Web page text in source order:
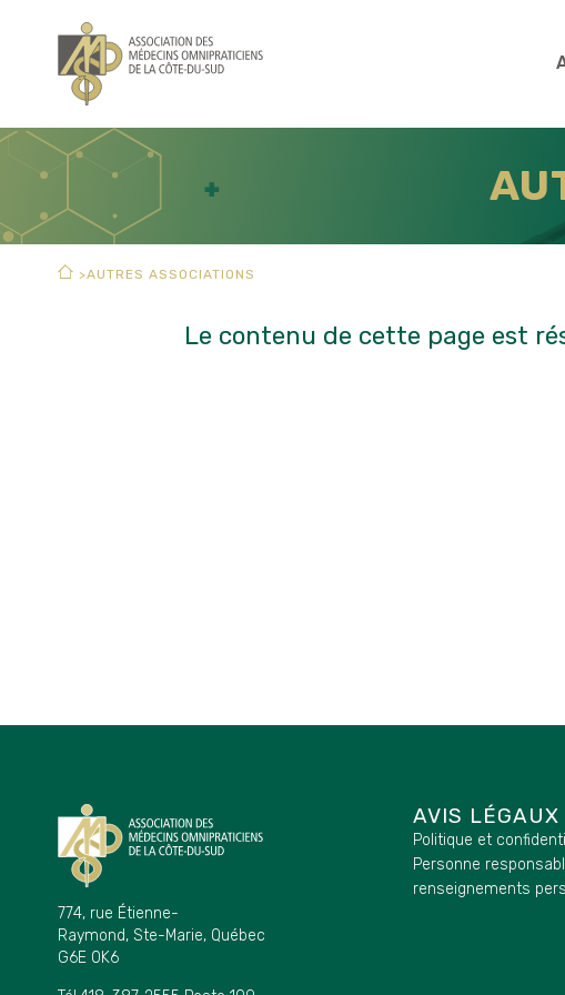
>AUTRES ASSOCIATIONS
Le contenu de cette page est
774, rue Étienne-
Raymond, Ste-Marie, Québec
G6E 0K6
AVIS LÉGAUX
Politique et
Personne
renseignements